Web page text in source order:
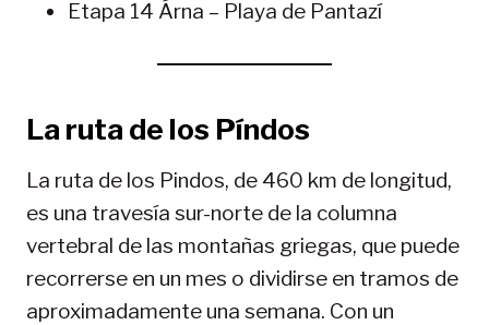
Etapa 14 Árna – Playa de Pantazí
La ruta de los Píndos
La ruta de los Pindos, de 460 km de longitud,
es una travesía sur-norte de la columna
vertebral de las montañas griegas, que puede
recorrerse en un mes o dividirse en tramos de
aproximadamente una semana. Con un